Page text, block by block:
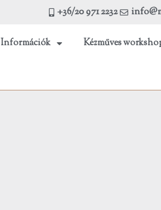
+36/20 971 2232
Információk Kézműves